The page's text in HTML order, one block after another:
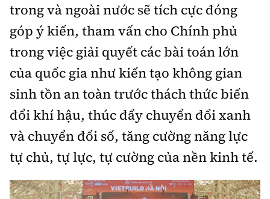
trong và ngoài nước sẽ tích cực đóng
góp ý kiến, tham vấn cho Chính phủ
trong việc giải quyết các bài toán lớn
của quốc gia như kiến tạo không gian
sinh tồn an toàn trước thách thức biến
đổi khí hậu, thúc đẩy chuyển đổi xanh
và chuyển đổi số, tăng cường năng lực
tự chủ, tự lực, tự cường của nền kinh tế.